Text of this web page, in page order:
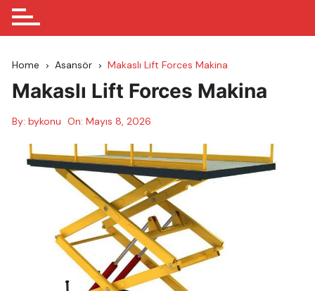
Home Asansör Makaslı Lift Forces Makina
Makaslı Lift Forces Makina
By: bykonu On:Mayıs 8, 2026